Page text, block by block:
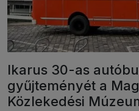
Ikarus 30-as
gyűjteményét a
Közlekedési